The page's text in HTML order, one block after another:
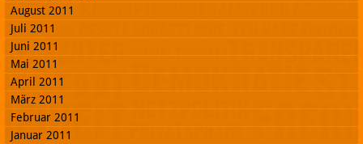
August 2011
Juli 2011
Juni 2011
Mai 2011
April 2011
März 2011
Februar 2011
Januar 2011